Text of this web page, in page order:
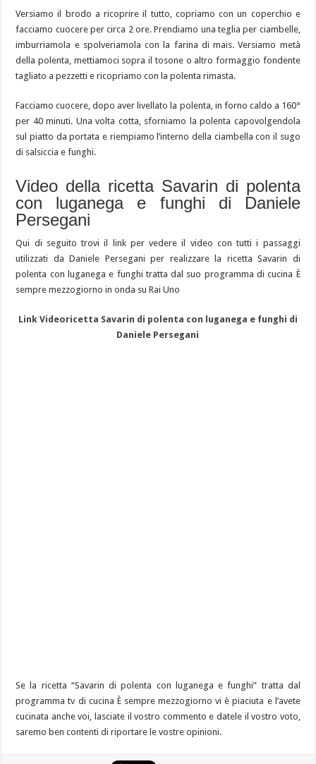
Versiamo il brodo a ricoprire il tutto, copriamo con un coperchio e
facciamo cuocere per circa 2 ore. Prendiamo una teglia per ciambelle,
imburriamola e spolveriamola con la farina di mais. Versiamo metà
della polenta, mettiamoci sopra il tosone o altro formaggio fondente
tagliato a pezzetti e ricopriamo con la polenta rimasta.
Facciamo cuocere, dopo aver livellato la polenta, in forno caldo a 160°
per 40 minuti. Una volta cotta, sforniamo la polenta capovolgendola
sul piatto da portata e riempiamo l’interno della ciambella con il sugo
di salsiccia e funghi.
Video della ricetta Savarin di polenta
con luganega e funghi di Daniele
Persegani
Qui di seguito trovi il link per vedere il video con tutti i passaggi
utilizzati da Daniele Persegani per realizzare la ricetta Savarin di
polenta con luganega e funghi tratta dal suo programma di cucina È
sempre mezzogiorno in onda su Rai Uno
Link Videoricetta Savarin di polenta con luganega e funghi di
Daniele Persegani
Se la ricetta “Savarin di polenta con luganega e funghi” tratta dal
programma tv di cucina È sempre mezzogiorno vi è piaciuta e l’avete
cucinata anche voi, lasciate il vostro commento e datele il vostro voto,
saremo ben contenti di riportare le vostre opinioni.